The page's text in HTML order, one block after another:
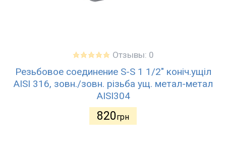
Отзывы: 0
Резьбовое соединение S-S 1 1/2" коніч.ущіл
AISI 316, зовн./зовн. різьба ущ. метал-метал
AISI304
820грн